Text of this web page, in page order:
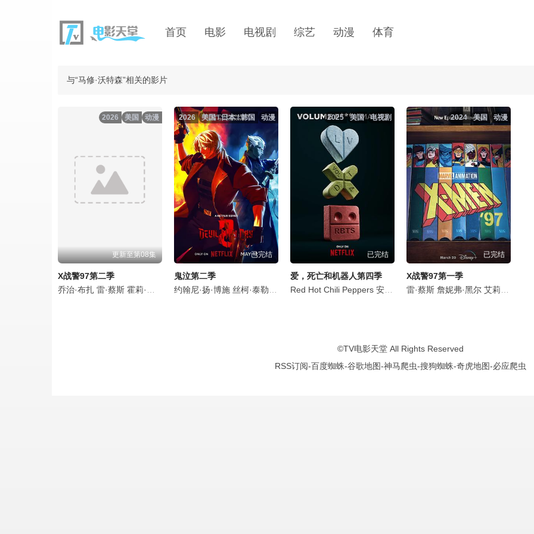
首页 电影 电视剧 综艺 动漫 体育
与“马修·沃特森”相关的影片
动漫
美国
2026
更新至第08集
X战警97第二季
乔治·布扎 雷·蔡斯 霍莉·周 卡尔·J·杜德 詹妮弗·黑尔 JP·卡利亚赫 罗斯·马昆德 艾莉森·西莉-史密斯 马修·沃特森 伦诺·赞恩
动漫
美国 / 日本 / 韩国
2026
已完结
鬼泣第二季
约翰尼·扬·博施 丝柯·泰勒-考普顿 李勋 凯文·康瑞 伊恩·詹姆斯·柯莱特 克里斯·科波拉 本杰明·阿比
电视剧
美国
2025
已完结
爱，死亡和机器人第四季
Red Hot Chili Peppers 安东尼·凯迪斯 弗利 约翰·弗拉西特
动漫
美国
2024
已完结
X战警97第一季
雷·蔡斯 詹妮弗·黑尔 艾莉森·西莉-史密斯
©TV电影天堂 All Rights Reserved
RSS订阅-百度蜘蛛-谷歌地图-神马爬虫-搜狗蜘蛛-奇虎地图-必应爬虫